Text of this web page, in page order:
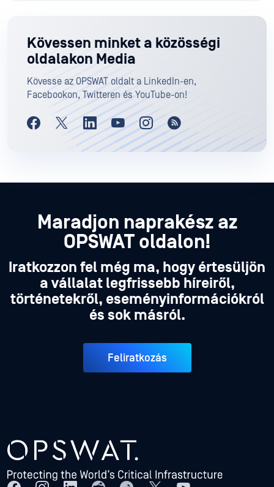
Kövessen minket a közösségi
oldalakon Media
Kövesse az OPSWAT oldalt a LinkedIn-en,
Facebookon, Twitteren és YouTube-on!
Maradjon naprakész az
OPSWAT oldalon!
Iratkozzon fel még ma, hogy értesüljön
a vállalat legfrissebb híreiről,
történetekről, eseményinformációkról
és sok másról.
Feliratkozás